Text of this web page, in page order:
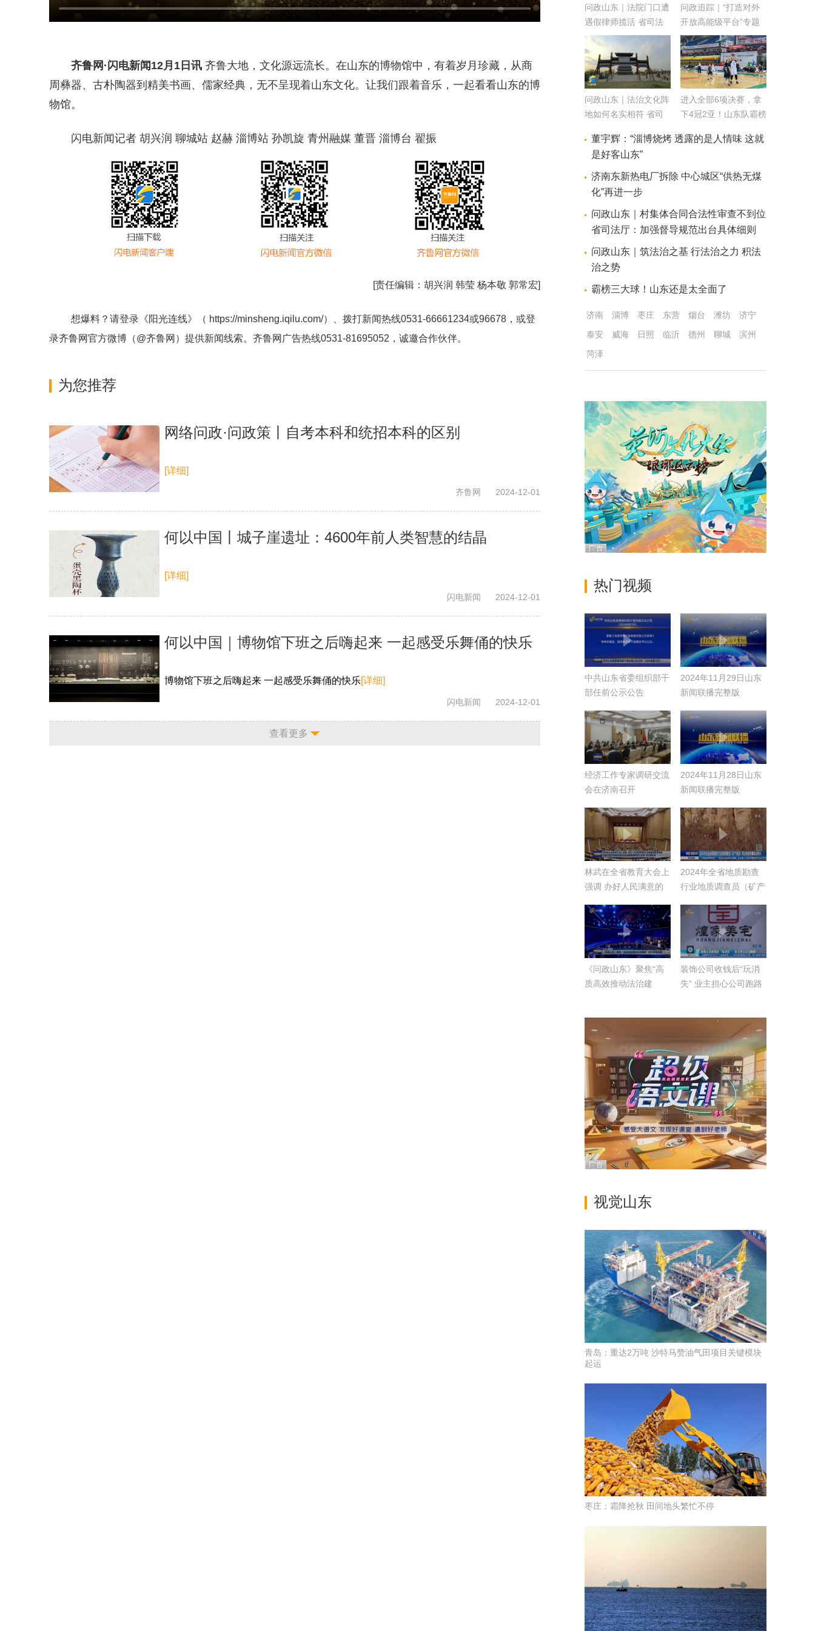
齐鲁网 ·闪电新闻12月1日讯齐鲁大地，文化源远流长。在山东的博物馆中，有着岁月珍藏，从商
周彝器、古朴陶器到精美书画、儒家经典，无不呈现着山东文化。让我们跟着音乐，一起看看山东的博
物馆。
闪电新闻记者 胡兴润 聊城站 赵赫 淄博站 孙凯旋 青州融媒 董晋 淄博台 翟振
[责任编辑： 胡兴润 韩莹 杨本敬 郭常宏]
想爆料？请登录《阳光连线》（ https://minsheng.iqilu.com/）、拨打新闻热线0531-66661234或96678，或登
录齐鲁网官方微博（@齐鲁网 ）提供新闻线索。齐鲁网广告热线0531-81695052 ，诚邀合作伙伴。
为您推荐
网络问政·问政策丨自考本科和统招本科的区别
[详细]
齐鲁网 2024-12-01
何以中国丨城子崖遗址：4600年前人类智慧的结晶
[详细]
闪电新闻 2024-12-01
何以中国｜博物馆下班之后嗨起来 一起感受乐舞俑的快乐
博物馆下班之后嗨起来 一起感受乐舞俑的快乐[详细]
闪电新闻 2024-12-01
查看更多
问政山东｜法院门口遭
遇假律师揽活 省司法
厅：依法依规严肃整治
问政追踪｜“打造对外
开放高能级平台”专题
问政整改情况汇总
问政山东｜法治文化阵
地如何名实相符 省司
思认真整改
进入全部6项决赛，拿
下4冠2亚！山东队霸榜
董宇辉：“淄博烧烤 透露的是人情味 这就
是好客山东”
济南东新热电厂拆除 中心城区“供热无煤
化”再进一步
问政山东｜村集体合同合法性审查不到位
省司法厅：加强督导规范出台具体细则
问政山东｜筑法治之基 行法治之力 积法
治之势
霸榜三大球！山东还是太全面了
济南 淄博 枣庄 东营 烟台 潍坊
济宁
泰安
威海 日照 临沂 德州 聊城
滨州
菏泽
热门视频
中共山东省委组织部干
部任前公示公告
2024年11月29日山东
新闻联播完整版
经济工作专家调研交流
会在济南召开
2024年11月28日山东
新闻联播完整版
林武在全省教育大会上
强调 办好人民满意的
省 为奋力谱写中国式
现代化山东篇章提供有
力支撑 周乃翔主持
2024年全省地质勘查
行业地质调查员（矿产
功举办
《问政山东》聚焦“高
质高效推动法治建
装饰公司收钱后“玩消
失” 业主担心公司跑路
视觉山东
青岛：重达2万吨 沙特马赞油气田项目关键模块
起运
枣庄：霜降抢秋 田间地头繁忙不停